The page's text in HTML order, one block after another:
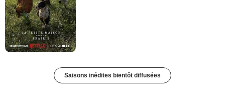
Saisons inédites bientôt diffusées